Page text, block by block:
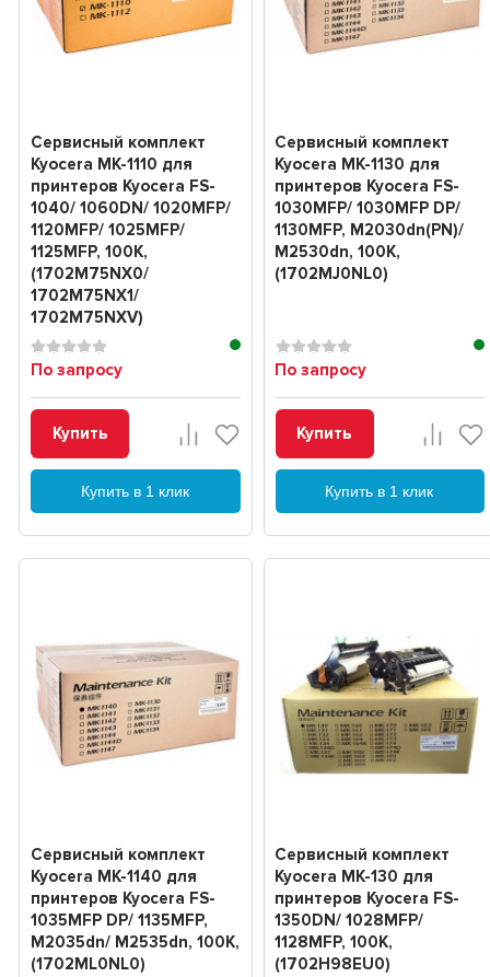
Сервисный комплект
Kyocera MK-1110 для
принтеров Kyocera FS-
1040/ 1060DN/ 1020MFP/
1120MFP/ 1025MFP/
1125MFP, 100K,
(1702M75NX0/
1702M75NX1/
1702M75NXV)
По запросу
Купить
Купить в 1 клик
Сервисный комплект
Kyocera MK-1130 для
принтеров Kyocera FS-
1030MFP/ 1030MFP DP/
1130MFP, M2030dn(PN)/
M2530dn, 100K,
(1702MJ0NL0)
По запросу
Купить
Купить в 1 клик
Сервисный комплект
Kyocera MK-1140 для
принтеров Kyocera FS-
1035MFP DP/ 1135MFP,
M2035dn/ M2535dn, 100K,
(1702ML0NL0)
Сервисный комплект
Kyocera MK-130 для
принтеров Kyocera FS-
1350DN/ 1028MFP/
1128MFP, 100K,
(1702H98EU0)